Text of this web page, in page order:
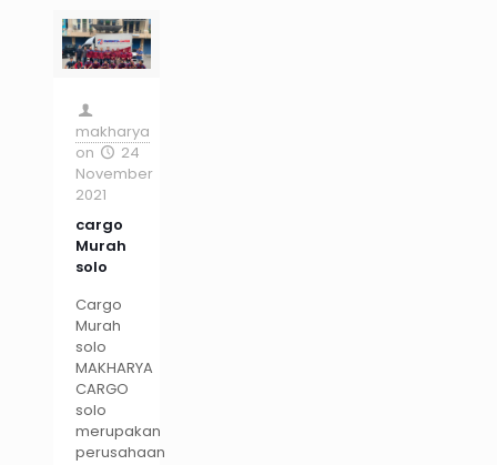
makharya
on
24
November
2021
cargo
Murah
solo
Cargo
Murah
solo
MAKHARYA
CARGO
solo
merupakan
perusahaan